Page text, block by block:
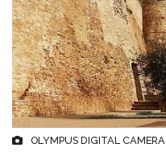
OLYMPUS DIGITAL CAMERA